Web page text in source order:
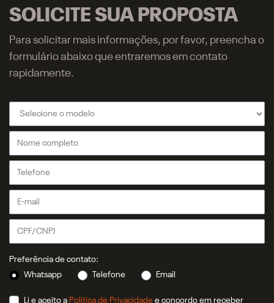
SOLICITE SUA PROPOSTA
Para solicitar mais informações, por favor, preencha o
formulário abaixo que entraremos em contato
rapidamente.
Preferência de contato:
Whatsapp
Telefone Email
Li e aceito a Política de Privacidade e concordo em receber